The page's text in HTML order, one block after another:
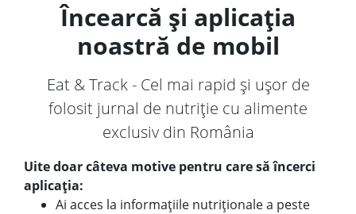
Încearcă și aplicația
noastră de mobil
Eat & Track - Cel mai rapid și ușor de
folosit jurnal de nutriție cu alimente
exclusiv din România
Uite doar câteva motive pentru care să încerci
aplicația:
Ai acces la informațiile nutriționale a peste